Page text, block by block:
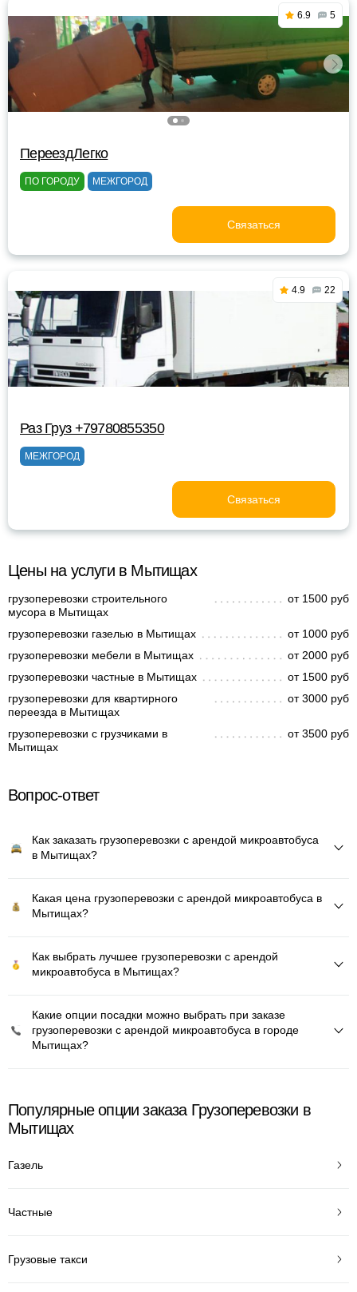
6.9 5
ПереездЛегко
ПО ГОРОДУ МЕЖГОРОД
Связаться
4.9 22
Раз Груз +79780855350
МЕЖГОРОД
Связаться
Цены на услуги в Мытищах
грузоперевозки строительного
мусора в Мытищах
от 1500 руб
грузоперевозки газелью в Мытищах
от 1000 руб
грузоперевозки мебели в Мытищах
от 2000 руб
грузоперевозки частные в Мытищах
от 1500 руб
грузоперевозки для квартирного
переезда в Мытищах
от 3000 руб
грузоперевозки с грузчиками в
Мытищах
от 3500 руб
Вопрос-ответ
Как заказать грузоперевозки с арендой микроавтобуса
в Мытищах?
Какая цена грузоперевозки с арендой микроавтобуса в
Мытищах?
Как выбрать лучшее грузоперевозки с арендой
микроавтобуса в Мытищах?
Какие опции посадки можно выбрать при заказе
грузоперевозки с арендой микроавтобуса в городе
Мытищах?
Популярные опции заказа Грузоперевозки в
Мытищах
Газель
Частные
Грузовые такси